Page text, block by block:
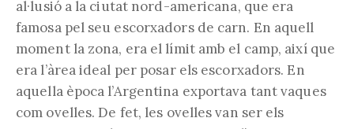
al·lusió a la ciutat nord-americana, que era
famosa pel seu escorxadors de carn. En aquell
moment la zona, era el límit amb el camp, així que
era l’àrea ideal per posar els escorxadors. En
aquella època l’Argentina exportava tant vaques
com ovelles. De fet, les ovelles van ser els